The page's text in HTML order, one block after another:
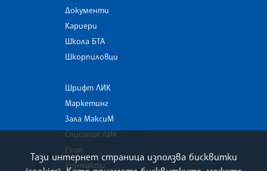
Документи
Кариери
Школа БТА
Шкорпиловци
Шрифт ЛИК
Маркетинг
Зала МаксиМ
Списание ЛИК
Екип
Контакти
Тази интернет страница използва бисквитки